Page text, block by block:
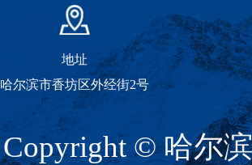
地址
哈尔滨市香坊区外经街2号
Copyright © 哈尔